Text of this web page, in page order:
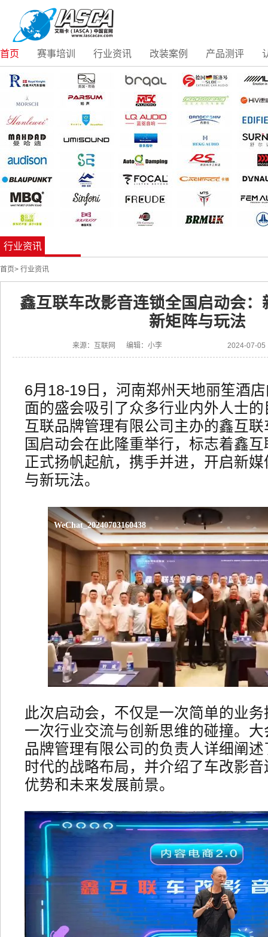
首页 赛事培训 行业资讯 改装案例 产品测评
行业资讯
首页> 行业资讯
鑫互联车改影音连锁全国启动会：
新矩阵与玩法
来源：互联网 编辑：小李 2024-07-
6月18-19日，河南郑州天地丽笙酒
面的盛会吸引了众多行业内外人士
互联品牌管理有限公司主办的鑫互
国启动会在此隆重举行，标志着鑫
正式扬帆起航，携手并进，开启新
与新玩法。
此次启动会，不仅是一次简单的业
一次行业交流与创新思维的碰撞。
品牌管理有限公司的负责人详细阐
时代的战略布局，并介绍了车改影
优势和未来发展前景。